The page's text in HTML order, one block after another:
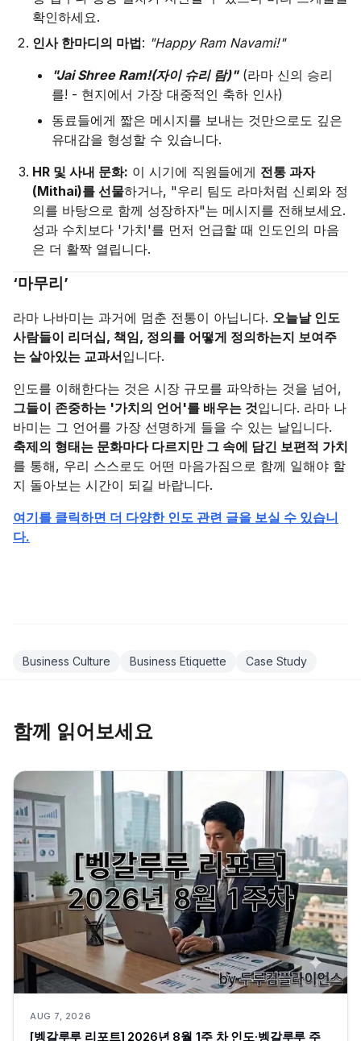
확인하세요.
인사 한마디의 마법: "Happy Ram Navami!"
"Jai Shree Ram!(자이 슈리 람)"(라마 신의 승리
를! - 현지에서 가장 대중적인 축하 인사)
동료들에게 짧은 메시지를 보내는 것만으로도 깊은
유대감을 형성할 수 있습니다.
HR 및 사내 문화: 이 시기에 직원들에게 전통 과자
(Mithai)를 선물하거나, "우리 팀도 라마처럼 신뢰와 정
의를 바탕으로 함께 성장하자"는 메시지를 전해보세요.
성과 수치보다 '가치'를 먼저 언급할 때 인도인의 마음
은 더 활짝 열립니다.
‘마무리’
라마 나바미는 과거에 멈춘 전통이 아닙니다. 오늘날 인도
사람들이 리더십, 책임, 정의를 어떻게 정의하는지 보여주
는 살아있는 교과서입니다.
인도를 이해한다는 것은 시장 규모를 파악하는 것을 넘어,
그들이 존중하는 '가치의 언어'를 배우는 것입니다. 라마 나
바미는 그 언어를 가장 선명하게 들을 수 있는 날입니다.
축제의 형태는 문화마다 다르지만 그 속에 담긴 보편적 가치
를 통해, 우리 스스로도 어떤 마음가짐으로 함께 일해야 할
지 돌아보는 시간이 되길 바랍니다.
여기를 클릭하면 더 다양한 인도 관련 글을 보실 수 있습니
다.
Business Culture Business Etiquette Case Study
함께 읽어보세요
AUG 7, 2026
[벵갈루루 리포트] 2026년 8월 1주 차 인도·벵갈루루 주